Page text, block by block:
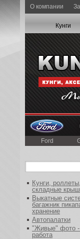
О компании
Кунги
Ford
Кунги, роллеты,
складные
Выкатные
багажник
хранение
Автопалатки
"Живые" фото
работа